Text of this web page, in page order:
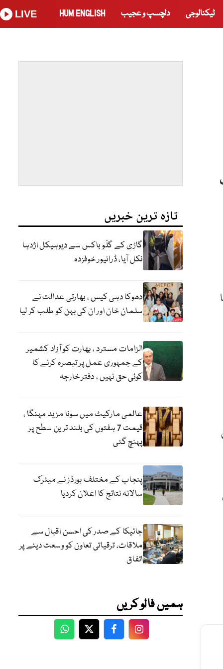
ٹیکنالوجی دلچسپ و عجیب HUM ENGLISH
LIVE
تازہ ترین خبریں
گاڑی کے گلَو باکس سے دیوہیکل اژدہا
نکل آیا، ڈرائیور خوفزدہ
دھوکا دہی کیس ، بھارتی عدالت نے
سلمان خان اور ان کی بہن کو طلب کر لیا
الزامات مسترد ، بھارت کو آزاد کشمیر
کے جمہوری عمل پر تبصرہ کرنے کا
کوئی حق نہیں ، دفتر خارجہ
عالمی مارکیٹ میں سونا مزید مہنگا ،
قیمت 7 ہفتوں کی بلند ترین سطح پر
پہنچ گئی
پنجاب کے مختلف بورڈز نے میٹرک
سالانہ نتائج کا اعلان کردیا
جائیکا کے صدر کی احسن اقبال سے
ملاقات، ترقیاتی تعاون کو وسعت دینے پر
اتفاق
ہمیں فالو کریں
WhatsApp
TwitterFacebookFacebook